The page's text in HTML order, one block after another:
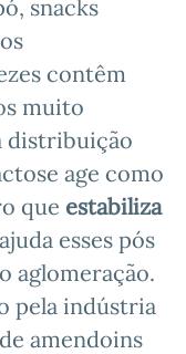
snacks
contêm
muito
distribuição
age como
que estabiliza
esses pós
aglomeração.
pela indústria
amendoins